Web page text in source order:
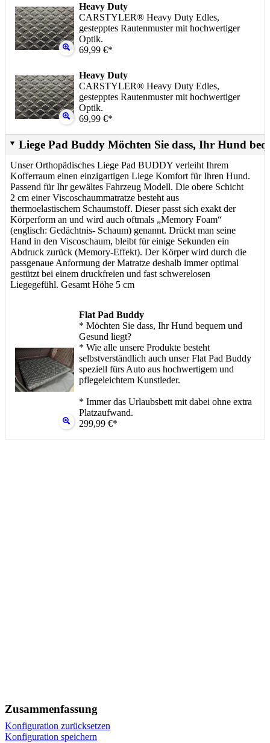
Heavy Duty
CARSTYLER® Heavy Duty Edles,
gestepptes Rautenmuster mit hochwertiger
Optik.
69,99 €*
Heavy Duty
CARSTYLER® Heavy Duty Edles,
gestepptes Rautenmuster mit hochwertiger
Optik.
69,99 €*
Liege Pad Buddy Möchten Sie dass, Ihr Hund
Unser Orthopädisches Liege Pad BUDDY verleiht Ihrem
Kofferraum einen einzigartigen Liege Komfort für Ihren Hund.
Passend für Ihr gewältes Fahrzeug Modell. Die obere Schicht
2 cm einer Viscoschaummatratze besteht aus
thermoelastischem Schaumstoff. Dieser passt sich exakt der
Körperform an und wird auch oftmals „Memory Foam“
(englisch: Gedächtnis- Schaum) genannt. Drückt man seine
Hand in den Viscoschaum, bleibt für einige Sekunden ein
Abdruck zurück (Memory-Effekt). Der Körper wird durch die
passgenaue Anformung der Matratze deshalb immer optimal
gestützt bei einem druckfreien und fast schwerelosen
Liegegefühl. Gesamt Höhe 5 cm
Flat Pad Buddy
* Möchten Sie dass, Ihr Hund bequem und
Gesund liegt?
* Wie alle unsere Produkte besteht
selbstverständlich auch unser Flat Pad Buddy
speziell fürs Auto aus hochwertigem und
pflegeleichtem Kunstleder.
* Immer das Urlaubsbett mit dabei ohne extra
Platzaufwand.
299,99 €*
Zusammenfassung
Konfiguration zurücksetzen
Konfiguration speichern